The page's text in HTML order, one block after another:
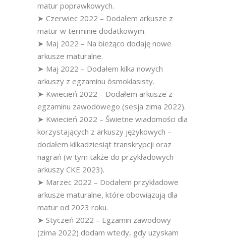
matur poprawkowych.
➤ Czerwiec 2022 – Dodałem arkusze z
matur w terminie dodatkowym.
➤ Maj 2022 – Na bieżąco dodaję nowe
arkusze maturalne.
➤ Maj 2022 – Dodałem kilka nowych
arkuszy z egzaminu ósmoklasisty.
➤ Kwiecień 2022 – Dodałem arkusze z
egzaminu zawodowego (sesja zima 2022).
➤ Kwiecień 2022 – Świetne wiadomości dla
korzystających z arkuszy językowych –
dodałem kilkadziesiąt transkrypcji oraz
nagrań (w tym także do przykładowych
arkuszy CKE 2023).
➤ Marzec 2022 – Dodałem przykładowe
arkusze maturalne, które obowiązują dla
matur od 2023 roku.
➤ Styczeń 2022 – Egzamin zawodowy
(zima 2022) dodam wtedy, gdy uzyskam